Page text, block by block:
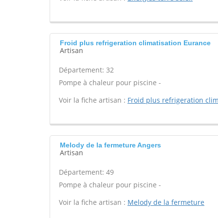
Froid plus refrigeration climatisation Eurance
Artisan
Département: 32
Pompe à chaleur pour piscine -
Voir la fiche artisan : Froid plus refrigeration
Melody de la fermeture Angers
Artisan
Département: 49
Pompe à chaleur pour piscine -
Voir la fiche artisan : Melody de la fermeture